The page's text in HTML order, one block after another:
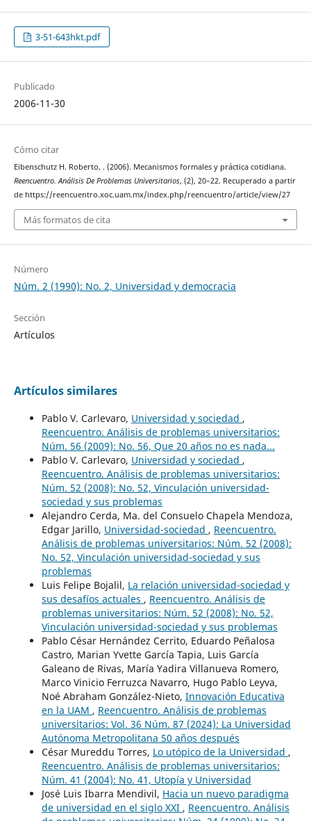
3-51-643hkt.pdf
Publicado
2006-11-30
Cómo citar
Eibenschutz H. Roberto, . (2006). Mecanismos formales y práctica cotidiana.
Reencuentro. Análisis De Problemas Universitarios, (2), 20–22. Recuperado a partir
de https://reencuentro.xoc.uam.mx/index.php/reencuentro/article/view/27
Más formatos de cita
Número
Núm. 2 (1990): No. 2, Universidad y democracia
Sección
Artículos
Artículos similares
Pablo V. Carlevaro, Universidad y sociedad ,
Reencuentro. Análisis de problemas universitarios:
Núm. 56 (2009): No. 56, Que 20 años no es nada...
Pablo V. Carlevaro, Universidad y sociedad ,
Reencuentro. Análisis de problemas universitarios:
Núm. 52 (2008): No. 52, Vinculación universidad-
sociedad y sus problemas
Alejandro Cerda, Ma. del Consuelo Chapela Mendoza,
Edgar Jarillo, Universidad-sociedad , Reencuentro.
Análisis de problemas universitarios: Núm. 52 (2008):
No. 52, Vinculación universidad-sociedad y sus
problemas
Luis Felipe Bojalil, La relación universidad-sociedad y
sus desafíos actuales , Reencuentro. Análisis de
problemas universitarios: Núm. 52 (2008): No. 52,
Vinculación universidad-sociedad y sus problemas
Pablo César Hernández Cerrito, Eduardo Peñalosa
Castro, Marian Yvette García Tapia, Luis García
Galeano de Rivas, María Yadira Villanueva Romero,
Marco Vinicio Ferruzca Navarro, Hugo Pablo Leyva,
Noé Abraham González-Nieto, Innovación Educativa
en la UAM , Reencuentro. Análisis de problemas
universitarios: Vol. 36 Núm. 87 (2024): La Universidad
Autónoma Metropolitana 50 años después
César Mureddu Torres, Lo utópico de la Universidad ,
Reencuentro. Análisis de problemas universitarios:
Núm. 41 (2004): No. 41, Utopía y Universidad
José Luis Ibarra Mendivil, Hacia un nuevo paradigma
de universidad en el siglo XXI , Reencuentro. Análisis